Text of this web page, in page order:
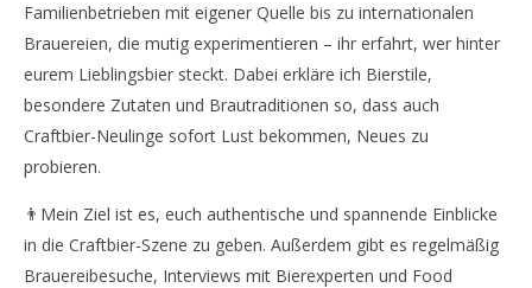
Familienbetrieben mit eigener Quelle bis zu internationalen
Brauereien, die mutig experimentieren – ihr erfahrt, wer hinter
eurem Lieblingsbier steckt. Dabei erkläre ich Bierstile,
besondere Zutaten und Brautraditionen so, dass auch
Craftbier-Neulinge sofort Lust bekommen, Neues zu
probieren.
👨Mein Ziel ist es, euch authentische und spannende Einblicke
in die Craftbier-Szene zu geben. Außerdem gibt es regelmäßig
Brauereibesuche, Interviews mit Bierexperten und Food